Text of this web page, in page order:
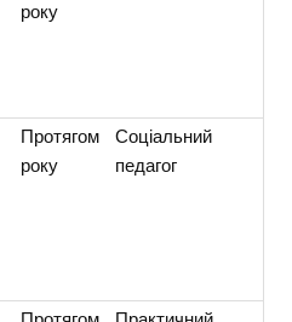
року
Протягом
року
Соціальний
педагог